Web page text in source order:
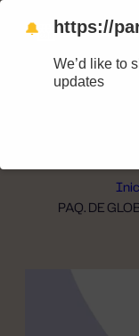
Nuestras
PAQ. DE
🔔 https://
We’d like to
updates